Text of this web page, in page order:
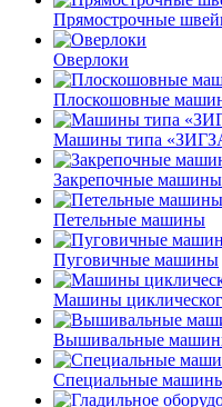
Прямострочные
Оверлоки
Плоскошовные
Машины типа
Закрепочные машины
Петельные машины
Пуговичные машины
Машины
Вышивальные
Специальные